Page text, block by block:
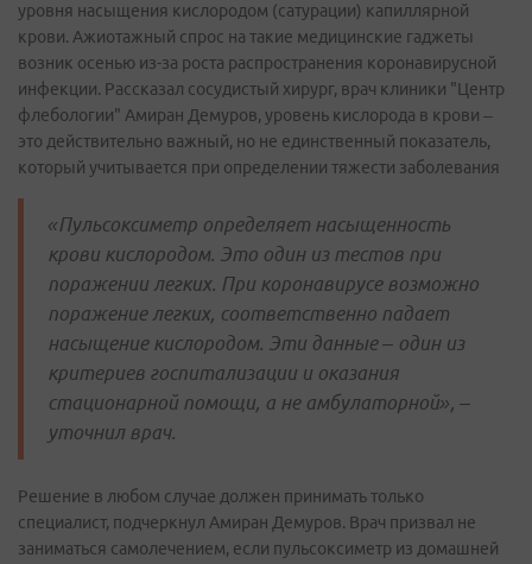
уровня насыщения кислородом (сатурации) капиллярной
крови. Ажиотажный спрос на такие медицинские гаджеты
возник осенью из-за роста распространения коронавирусной
инфекции. Рассказал сосудистый хирург, врач клиники "Центр
флебологии" Амиран Демуров, уровень кислорода в крови –
это действительно важный, но не единственный показатель,
который учитывается при определении тяжести заболевания
«Пульсоксиметр определяет насыщенность
крови кислородом. Это один из тестов при
поражении легких. При коронавирусе возможно
поражение легких, соответственно падает
насыщение кислородом. Эти данные – один из
критериев госпитализации и оказания
стационарной помощи, а не амбулаторной», –
уточнил врач.
Решение в любом случае должен принимать только
специалист, подчеркнул Амиран Демуров. Врач призвал не
заниматься самолечением, если пульсоксиметр из домашней